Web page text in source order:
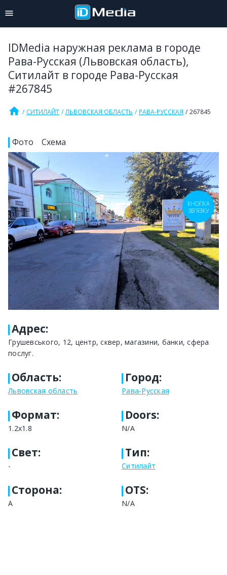
IDMedia наружная реклама в городе
Рава-Русская (Львовская область),
Ситилайт в городе Рава-Русская
#267845
home СИТИЛАЙТ ЛЬВОВСКАЯ ОБЛАСТЬ РАВА-РУССКАЯ 267845
Фото Схема
Адрес:
Грушевського, 12, центр, сквер, магазини, банки, сфера
послуг.
Область:
Львовская область
Город:
Рава-Русская
Формат:
1.2x1.8
Doors:
N/A
Свет:
-
Тип:
Ситилайт
Сторона:
A
OTS:
N/A
КНОПКА
ЗВ'ЯЗКУ